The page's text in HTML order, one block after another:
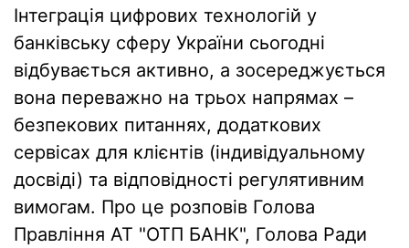
Інтеграція цифрових технологій у
банківську сферу України сьогодні
відбувається активно, а зосереджується
вона переважно на трьох напрямах –
безпекових питаннях, додаткових
сервісах для клієнтів (індивідуальному
досвіді) та відповідності регулятивним
вимогам. Про це розповів Голова
Правління АТ "ОТП БАНК", Голова Ради